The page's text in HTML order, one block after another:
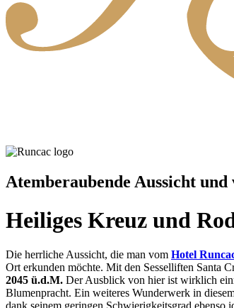
Atemberaubende Aussicht
Heiliges Kreuz und
Die herrliche Aussicht, die man vom Hotel
Ort erkunden möchte. Mit den Sesselliften Santa
2045 ü.d.M. Der Ausblick von hier ist wirklich
Blumenpracht. Ein weiteres Wunderwerk in